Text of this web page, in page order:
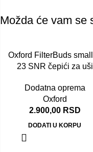
Možda će vam se
Oxford FilterBuds
23 SNR čepići za uši
Dodatna oprema
Oxford
2.900,00 RSD
DODATI U KORPU